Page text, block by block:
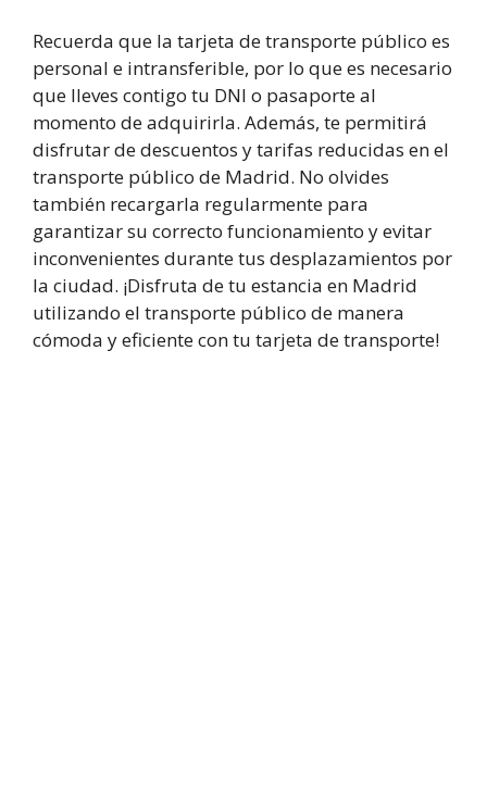
Recuerda que la tarjeta de transporte público es
personal e intransferible, por lo que es necesario
que lleves contigo tu DNI o pasaporte al
momento de adquirirla. Además, te permitirá
disfrutar de descuentos y tarifas reducidas en el
transporte público de Madrid. No olvides
también recargarla regularmente para
garantizar su correcto funcionamiento y evitar
inconvenientes durante tus desplazamientos por
la ciudad. ¡Disfruta de tu estancia en Madrid
utilizando el transporte público de manera
cómoda y eficiente con tu tarjeta de transporte!